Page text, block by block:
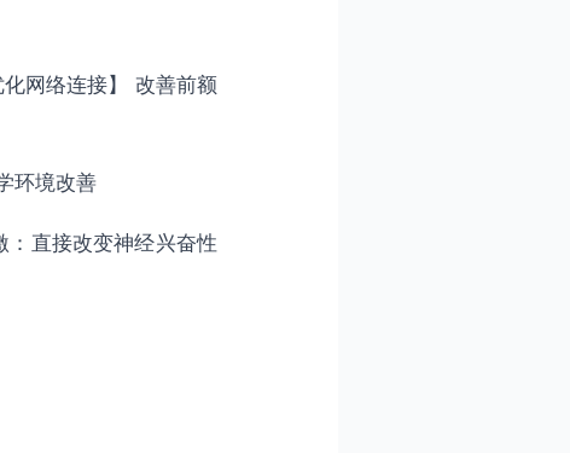
网络连接】 改善前额
环境改善
：直接改变神经兴奋性